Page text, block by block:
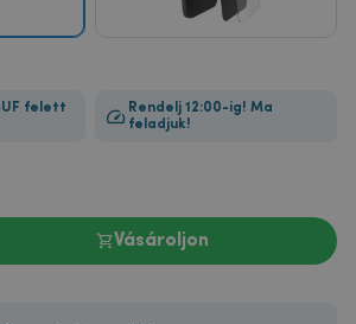
felett
Rendelj 12:00-ig! Ma
feladjuk!
Vásároljon